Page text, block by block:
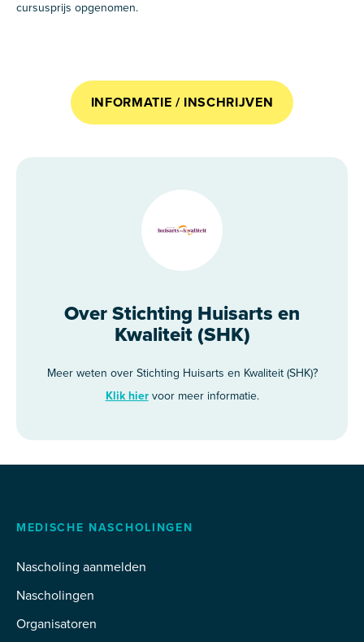
cursusprijs opgenomen.
INFORMATIE / INSCHRIJVEN
Over Stichting Huisarts en
Kwaliteit (SHK)
Meer weten over Stichting Huisarts en Kwaliteit (SHK)?
Klik hiervoor meer informatie.
MEDISCHE NASCHOLINGEN
Nascholing aanmelden
Nascholingen
Organisatoren